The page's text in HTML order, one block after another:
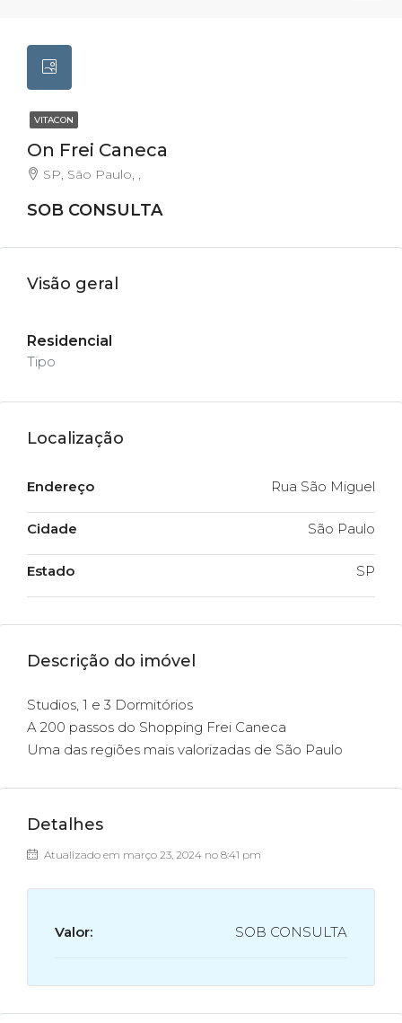
VITACON
On Frei Caneca
SP, São Paulo, ,
SOB CONSULTA
Visão geral
Residencial
Tipo
Localização
Endereço Rua São Miguel
Cidade São Paulo
Estado SP
Descrição do imóvel
Studios, 1 e 3 Dormitórios
A 200 passos do Shopping Frei Caneca
Uma das regiões mais valorizadas de São Paulo
Detalhes
Atualizado em março 23, 2024 no 8:41 pm
Valor: SOB CONSULTA